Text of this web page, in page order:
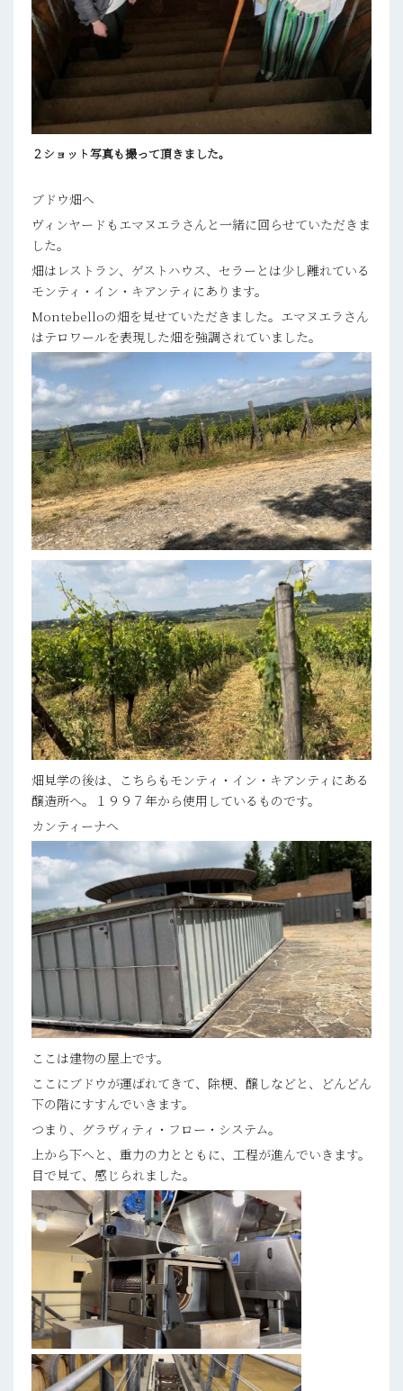
２ショット写真も撮って頂きました。
ブドウ畑へ
ヴィンヤードもエマヌエラさんと一緒に回らせていただきま
した。
畑はレストラン、ゲストハウス、セラーとは少し離れている
モンティ・イン・キアンティにあります。
Montebelloの畑を見せていただきました。エマヌエラさん
はテロワールを表現した畑を強調されていました。
畑見学の後は、こちらもモンティ・イン・キアンティにある
醸造所へ。１９９７年から使用しているものです。
カンティーナへ
ここは建物の屋上です。
ここにブドウが運ばれてきて、除梗、醸しなどと、どんどん
下の階にすすんでいきます。
つまり、グラヴィティ・フロー・システム。
上から下へと、重力の力とともに、工程が進んでいきます。
目で見て、感じられました。